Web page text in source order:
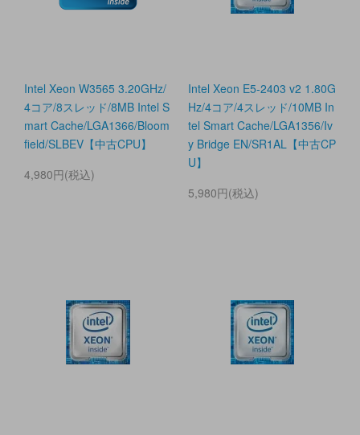
Intel Xeon W3565 3.20GHz/
4コア/8スレッド/8MB Intel S
mart Cache/LGA1366/Bloom
field/SLBEV【中古CPU】
4,980円(税込)
Intel Xeon E5-2403 v2 1.80G
Hz/4コア/4スレッド/10MB In
tel Smart Cache/LGA1356/Iv
y Bridge EN/SR1AL【中古CP
U】
5,980円(税込)